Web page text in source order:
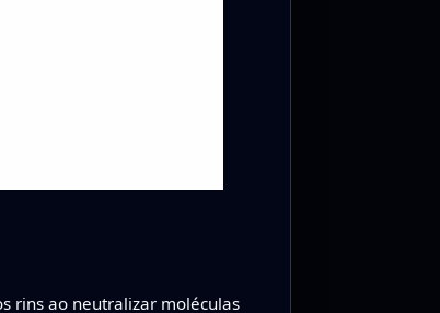
rins ao neutralizar moléculas